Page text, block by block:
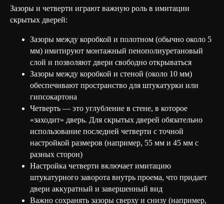
Зазоры и четверти играют важную роль в имитации
скрытых дверей:
Зазоры между коробкой и полотном (обычно около 5
мм) имитируют монтажный пенополиуретановый
слой и позволяют двери свободно открываться
Зазоры между коробкой и стеной (около 10 мм)
обеспечивают пространство для штукатурки или
гипсокартона
Четверть — это углубление в стене, в которое
«заходит» дверь. Для скрытых дверей обязательно
использование последней четверти с точной
настройкой размеров (например, 55 мм и 45 мм с
разных сторон)
Настройка четверти включает имитацию
штукатурного заворота внутрь проема, что придает
двери аккуратный и завершенный вид
Важно сохранять зазоры сверху и снизу (например,